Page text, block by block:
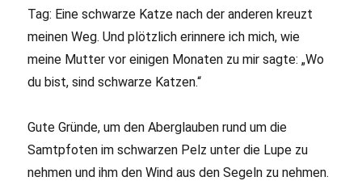
Tag: Eine schwarze Katze nach der anderen kreuzt
meinen Weg. Und plötzlich erinnere ich mich, wie
meine Mutter vor einigen Monaten zu mir sagte: „Wo
du bist, sind schwarze Katzen.“
Gute Gründe, um den Aberglauben rund um die
Samtpfoten im schwarzen Pelz unter die Lupe zu
nehmen und ihm den Wind aus den Segeln zu nehmen.